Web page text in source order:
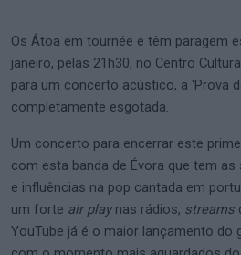
Os Átoa em tournée e têm paragem
janeiro, pelas 21h30, no Centro
para um concerto acústico, a ‘Prova
completamente esgotada.
Um concerto para encerrar este
com esta banda de Évora que tem
e influências na pop cantada em
um forte air playnas rádios, streams
YouTube já é o maior lançamento do